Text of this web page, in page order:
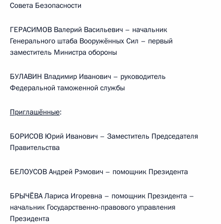
Совета Безопасности
ГЕРАСИМОВ Валерий Васильевич – начальник
Генерального штаба Вооружённых Сил – первый
заместитель Министра обороны
БУЛАВИН Владимир Иванович – руководитель
Федеральной таможенной службы
Приглашённые:
БОРИСОВ Юрий Иванович – Заместитель Председателя
Правительства
БЕЛОУСОВ Андрей Рэмович – помощник Президента
БРЫЧЁВА Лариса Игоревна – помощник Президента –
начальник Государственно-правового управления
Президента